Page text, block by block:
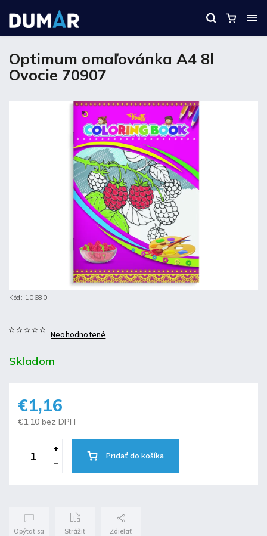
Optimum omaľovánka A4 8l
Ovocie 70907
Kód: 10680
Neohodnotené
Skladom
€1,16
€1,10 bez DPH
Pridať do košíka
Opýtať sa Strážiť Zdieľať